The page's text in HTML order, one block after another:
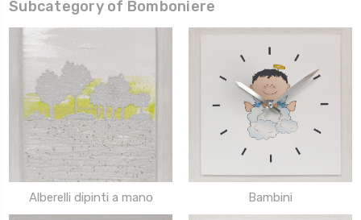
Subcategory of Bomboniere
Alberelli dipinti a mano Bambini